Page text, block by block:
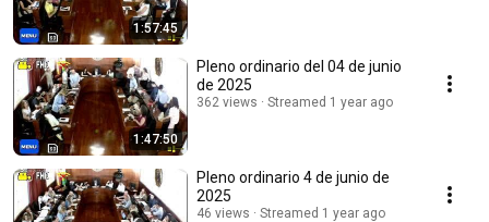
1:57:45
1:47:50
Pleno ordinario del 04 de junio
de 2025
362 views Streamed 1 year ago
Pleno ordinario 4 de junio de
2025
46 views Streamed 1 year ago